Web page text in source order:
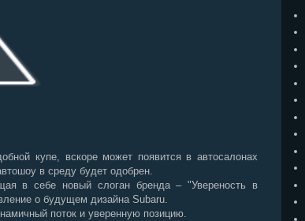
купе, вскоре может появится в автосалонах
в среду будет одобрен.
в себе новый слоган бренда – "Увереность в
о будущем дизайна Subaru.
поток и уверенную позицию.